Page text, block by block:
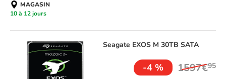
MAGASIN
10 à 12 jours
Seagate EXOS M 30TB SATA
-4 % 1597€95